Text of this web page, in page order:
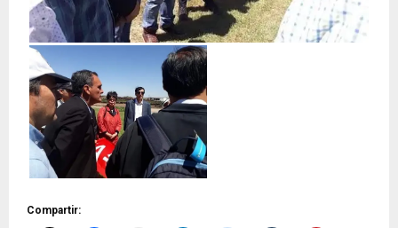
Compartir: